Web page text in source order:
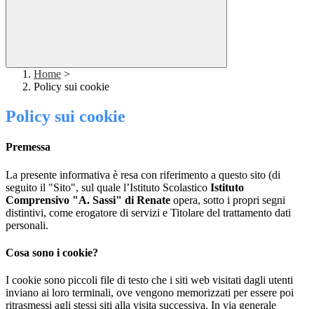
Home >
Policy sui cookie
Policy sui cookie
Premessa
La presente informativa è resa con riferimento a questo sito (di
seguito il "Sito", sul quale l’Istituto Scolastico Istituto
Comprensivo "A. Sassi" di Renate opera, sotto i propri segni
distintivi, come erogatore di servizi e Titolare del trattamento dati
personali.
Cosa sono i cookie?
I cookie sono piccoli file di testo che i siti web visitati dagli utenti
inviano ai loro terminali, ove vengono memorizzati per essere poi
ritrasmessi agli stessi siti alla visita successiva. In via generale